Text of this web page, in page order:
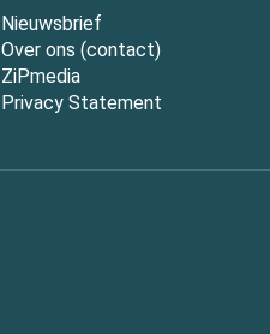
Nieuwsbrief
Over ons (contact)
ZiPmedia
Privacy Statement